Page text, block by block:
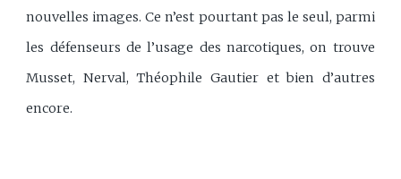
nouvelles images. Ce n’est pourtant pas le seul, parmi
les défenseurs de l’usage des narcotiques, on trouve
Musset, Nerval, Théophile Gautier et bien d’autres
encore.